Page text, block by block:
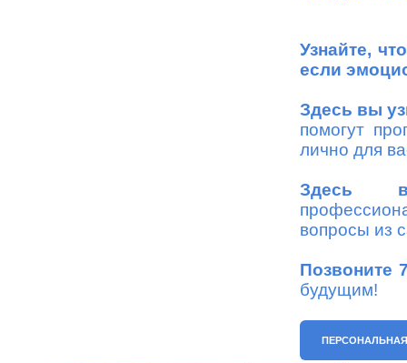
Узнайте,
если
Здесь вы
помогут
лично для
Здесь
вопросы из
Позвоните
будущим!